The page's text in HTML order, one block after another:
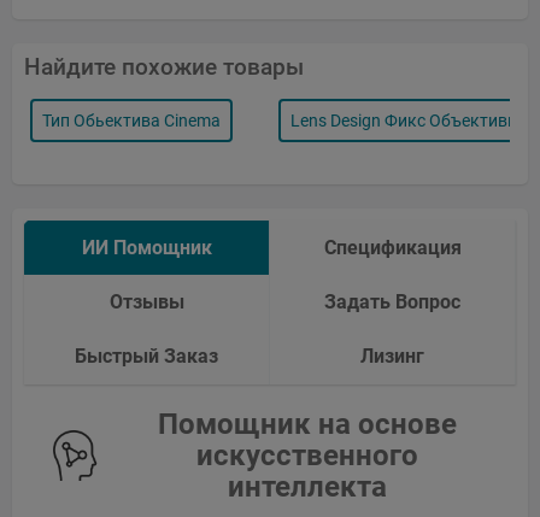
Найдите похожие товары
Тип Обьектива Cinema Lens Design Фикс Объективы
ИИ Помощник Спецификация
Отзывы Задать Вопрос
Быстрый Заказ Лизинг
Помощник на основе
искусственного
интеллекта